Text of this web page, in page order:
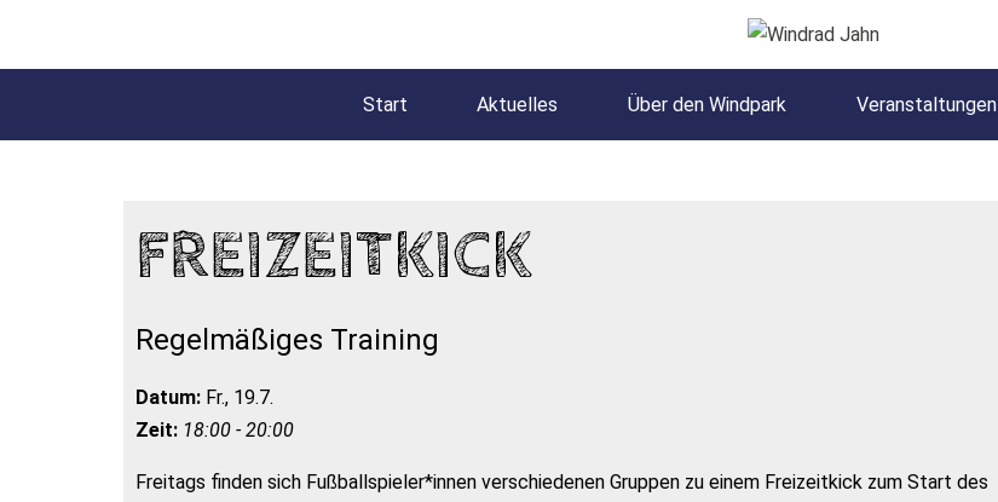
Start Aktuelles Über den Windpark Veranstaltungen
FREIZEITKICK
Regelmäßiges Training
Datum: Fr., 19.7.
Zeit: 18:00 - 20:00
Freitags finden sich Fußballspieler*innen verschiedenen Gruppen zu einem Freizeitkick zum Start des